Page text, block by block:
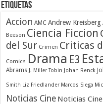
Etiquetas
Accion AMC Andrew Kreisberg
Beeson Ciencia Ficcion
del Sur Crimen Criticas
Comics Drama E3
Abrams J. Miller Tobin Johan Renck
Smith Liz Friedlander Marcos Siega
Noticias Cine Noticias